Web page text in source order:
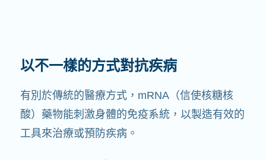
以不一樣的方式對抗疾病
有別於傳統的醫療方式，mRNA（信使核糖核
酸）藥物能刺激身體的免疫系統，以製造有效的
工具來治療或預防疾病。